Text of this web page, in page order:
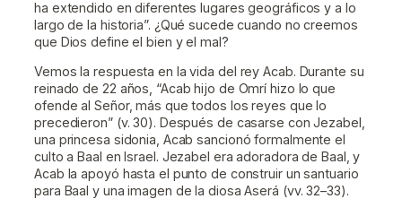
ha extendido en diferentes lugares geográficos y a lo
largo de la historia”. ¿Qué sucede cuando no creemos
que Dios define el bien y el mal?
Vemos la respuesta en la vida del rey Acab. Durante su
reinado de 22 años, “Acab hijo de Omrí hizo lo que
ofende al Señor, más que todos los reyes que lo
precedieron” (v. 30). Después de casarse con Jezabel,
una princesa sidonia, Acab sancionó formalmente el
culto a Baal en Israel. Jezabel era adoradora de Baal, y
Acab la apoyó hasta el punto de construir un santuario
para Baal y una imagen de la diosa Aserá (vv. 32–33).